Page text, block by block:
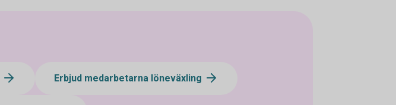
Erbjud medarbetarna löneväxling